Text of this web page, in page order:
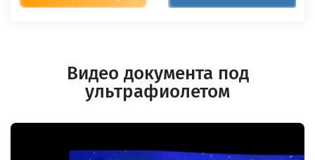
Видео документа под
ультрафиолетом